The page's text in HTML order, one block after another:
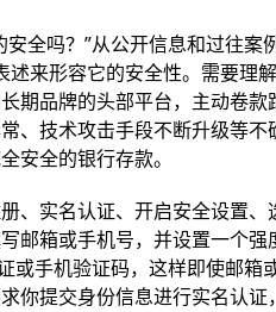
全吗？”从公开信息和过往案
述来形容它的安全性。需要理
期品牌的头部平台，主动卷
、技术攻击手段不断升级等
安全的银行存款。
、实名认证、开启安全设置
邮箱或手机号，并设置一个
或手机验证码，这样即使邮
你提交身份信息进行实名认